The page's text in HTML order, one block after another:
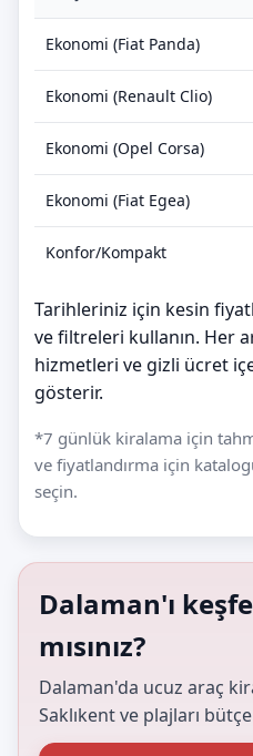
Ekonomi (Fiat Panda)
Ekonomi (Renault Clio)
Ekonomi (Opel Corsa)
Ekonomi (Fiat Egea)
Konfor/Kompakt
Tarihleriniz için kesin
ve filtreleri kullanın. Her
hizmetleri ve gizli ücret
gösterir.
*7 günlük kiralama için
ve fiyatlandırma için
seçin.
Dalaman'ı
mısınız?
Dalaman'da ucuz araç
Saklıkent ve plajları